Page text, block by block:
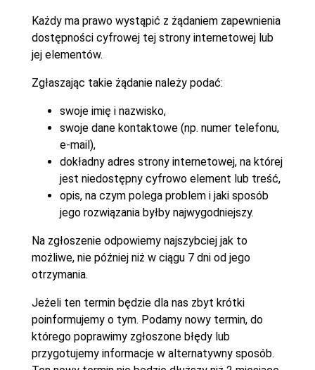
Każdy ma prawo wystąpić z żądaniem zapewnienia
dostępności cyfrowej tej strony internetowej lub
jej elementów.
Zgłaszając takie żądanie należy podać:
swoje imię i nazwisko,
swoje dane kontaktowe (np. numer telefonu,
e-mail),
dokładny adres strony internetowej, na której
jest niedostępny cyfrowo element lub treść,
opis, na czym polega problem i jaki sposób
jego rozwiązania byłby najwygodniejszy.
Na zgłoszenie odpowiemy najszybciej jak to
możliwe, nie później niż w ciągu 7 dni od jego
otrzymania.
Jeżeli ten termin będzie dla nas zbyt krótki
poinformujemy o tym. Podamy nowy termin, do
którego poprawimy zgłoszone błędy lub
przygotujemy informacje w alternatywny sposób.